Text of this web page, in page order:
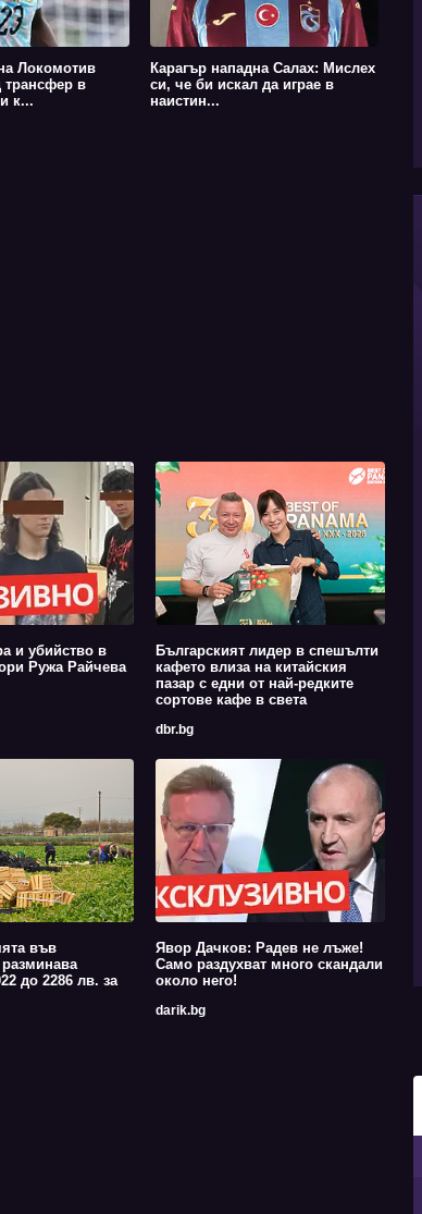
Локомотив
трансфер в
к...
Карагър нападна Салах: Мислех
си, че би искал да играе в
наистин...
и убийство в
Ружа Райчева
Българският лидер в спешълти
кафето влиза на китайския
пазар с едни от най-редките
сортове кафе в света
dbr.bg
във
до 2286 лв. за
Явор Дачков: Радев не лъже!
Само раздухват много скандали
около него!
darik.bg